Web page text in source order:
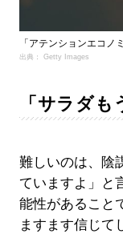
「アテンションエコ
出典： Getty Images
「サラダ
難しいのは、陰
ていますよ」と
能性があること
ますます信じて